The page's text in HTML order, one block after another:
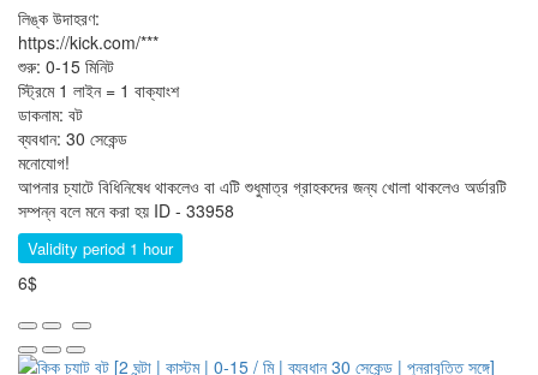
লিঙ্ক উদাহরণ:
https://kick.com/***
শুরু: 0-15 মিনিট
স্ট্রিমে 1 লাইন = 1 বাক্যাংশ
ডাকনাম: বট
ব্যবধান: 30 সেকেন্ড
মনোযোগ!
আপনার চ্যাটে বিধিনিষেধ থাকলেও বা এটি শুধুমাত্র গ্রাহকদের জন্য খোলা থাকলেও অর্ডারটি
সম্পন্ন বলে মনে করা হয় ID - 33958
Validity period 1 hour
6$